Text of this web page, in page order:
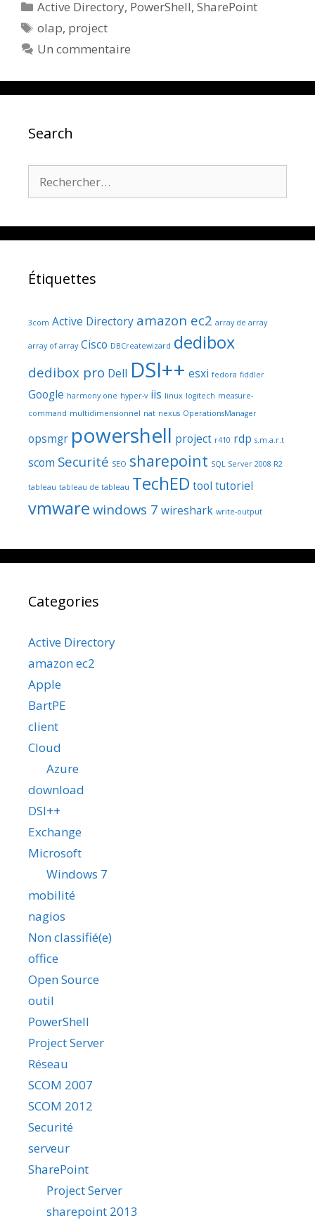
Catégories
Active Directory, PowerShell,SharePoint
Étiquettes
olap, project
Un commentaire
Search
Étiquettes
3com Active Directory amazon ec2 array de array
array of array Cisco DBCreatewizard dedibox
dedibox pro Dell DSI++ esxi fedora fiddler
Google harmony one hyper-v iis linux logitech measure-
command multidimensionnel nat nexus OperationsManager
opsmgr powershell project r410 rdp s.m.a.r.t
scom Securité SEO sharepoint SQL Server 2008 R2
tableau tableau de tableau TechED tool tutoriel
vmware windows 7 wireshark write-output
Categories
Active Directory
amazon ec2
Apple
BartPE
client
Cloud
Azure
download
DSI++
Exchange
Microsoft
Windows 7
mobilité
nagios
Non classifié(e)
office
Open Source
outil
PowerShell
Project Server
Réseau
SCOM 2007
SCOM 2012
Securité
serveur
SharePoint
Project Server
sharepoint 2013